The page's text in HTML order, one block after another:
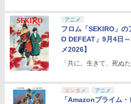
アニメ
フロム「SEKIRO」
O DEFEAT」9月4日
メ2026】
「共に。生きて、死ぬた
エンタメ アニメ
「Amazonプライム